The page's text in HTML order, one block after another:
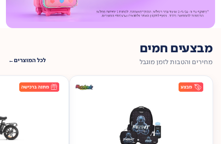
מבצעים חמים
מחירים והטבות לזמן מוגבל לכל המוצרים